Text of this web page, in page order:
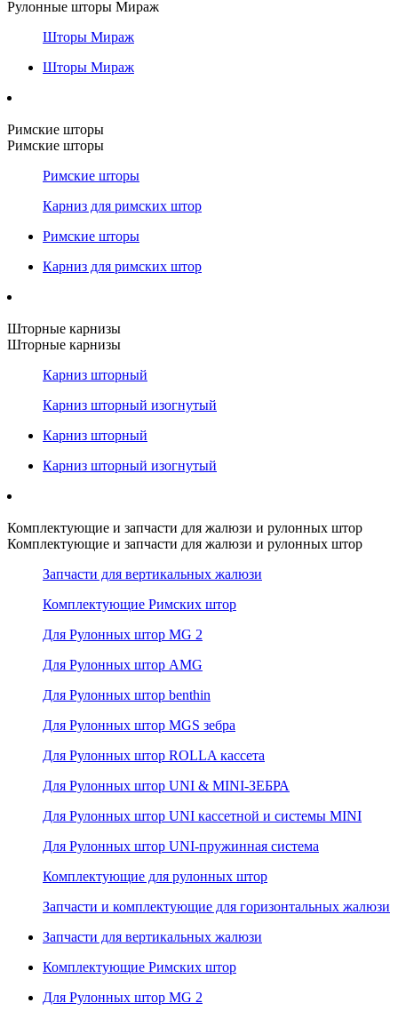
Рулонные шторы Мираж
Шторы Мираж
Шторы Мираж
Римские шторы
Римские шторы
Римские шторы
Карниз для римских штор
Римские шторы
Карниз для римских штор
Шторные карнизы
Шторные карнизы
Карниз шторный
Карниз шторный изогнутый
Карниз шторный
Карниз шторный изогнутый
Комплектующие и запчасти для жалюзи и рулонных штор
Комплектующие и запчасти для жалюзи и рулонных штор
Запчасти для вертикальных жалюзи
Комплектующие Римских штор
Для Рулонных штор MG 2
Для Рулонных штор AMG
Для Рулонных штор benthin
Для Рулонных штор MGS зебра
Для Рулонных штор ROLLA кассета
Для Рулонных штор UNI & MINI-ЗЕБРА
Для Рулонных штор UNI кассетной и системы MINI
Для Рулонных штор UNI-пружинная система
Комплектующие для рулонных штор
Запчасти и комплектующие для горизонтальных жалюзи
Запчасти для вертикальных жалюзи
Комплектующие Римских штор
Для Рулонных штор MG 2